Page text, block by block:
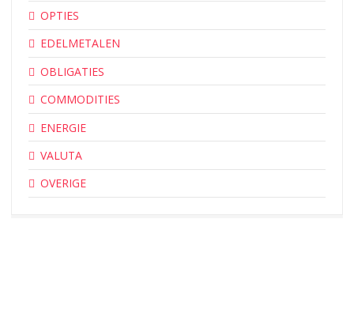
OPTIES
EDELMETALEN
OBLIGATIES
COMMODITIES
ENERGIE
VALUTA
OVERIGE